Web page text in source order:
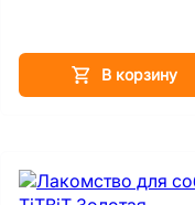
В корзину